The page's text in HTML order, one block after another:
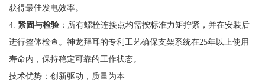
获得最佳发电效率。
4. 紧固与检验：所有螺栓连接点均需按标准力矩拧紧，并在安装后
进行整体检查。神龙拜耳的专利工艺确保支架系统在25年以上使用
寿命内，保持稳定可靠的工作状态。
技术优势：创新驱动，质量为本